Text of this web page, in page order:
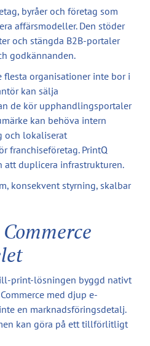
byråer och företag som
affärsmodeller. Den stöder
och stängda B2B-portaler
godkännanden.
flesta organisationer inte bor i
kan sälja
de kör upphandlingsportaler
kan behöva intern
och lokaliserat
franchiseföretag. PrintQ
att duplicera infrastrukturen.
konsekvent styrning, skalbar
print-lösningen byggd nativt
med djup e-
en marknadsföringsdetalj.
kan göra på ett tillförlitligt